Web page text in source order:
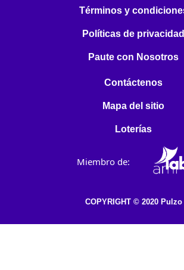
Términos y
Políticas de privacidad
Paute con Nosotros
Contáctenos
Mapa del sitio
Loterías
Miembro de:
COPYRIGHT © 2020 Pulzo